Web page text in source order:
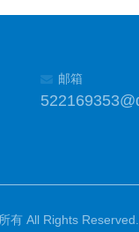
邮箱
有 All Rights Reserved.